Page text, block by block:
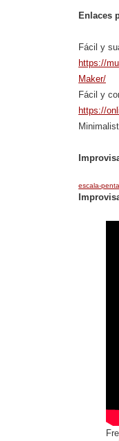
Enlaces
Fácil y
https://
Maker/
Fácil y
https://
escala-